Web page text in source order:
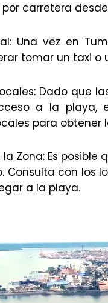
carretera
Una vez en
tomar un taxi
Dado que
a la playa,
para obtener
Zona: Es
Consulta con
a la playa.